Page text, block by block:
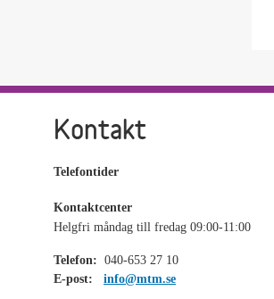
Kontakt
Telefontider
Kontaktcenter
Helgfri måndag till fredag 09:00-11:00
Telefon: 040-653 27 10
E-post:
info@mtm.se